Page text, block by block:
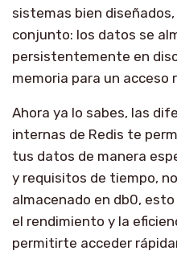
sistemas bien
conjunto: los datos se
persistentemente en
memoria para un acceso
Ahora ya lo sabes, las
internas de Redis te
tus datos de manera
y requisitos de tiempo,
almacenado en db0,
el rendimiento y la
permitirte acceder